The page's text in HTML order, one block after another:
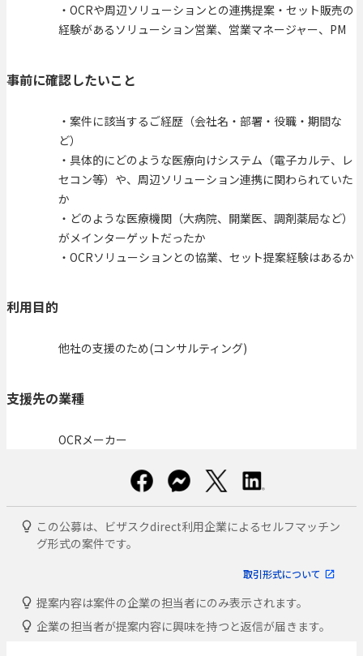
・OCRや周辺ソリューションとの連携提案・セット販売の
経験があるソリューション営業、営業マネージャー、PM
事前に確認したいこと
・案件に該当するご経歴（会社名・部署・役職・期間な
ど）
・具体的にどのような医療向けシステム（電子カルテ、レ
セコン等）や、周辺ソリューション連携に関わられていた
か
・どのような医療機関（大病院、開業医、調剤薬局など）
がメインターゲットだったか
・OCRソリューションとの協業、セット提案経験はあるか
利用目的
他社の支援のため(コンサルティング)
支援先の業種
OCRメーカー
この公募は、ビザスクdirect利用企業によるセルフマッチン
グ形式の案件です。
取引形式について
提案内容は案件の企業の担当者にのみ表示されます。
企業の担当者が提案内容に興味を持つと返信が届きます。